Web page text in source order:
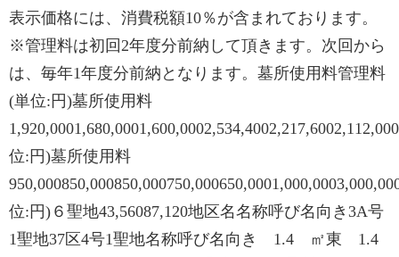
表示価格には、消費税額10％が含まれております。
※管理料は初回2年度分前納して頂きます。次回から
は、毎年1年度分前納となります。墓所使用料管理料
(単位:円)墓所使用料
位:円)墓所使用料
位:円)６聖地43,56087,120地区名名称呼び名向き3A号
1聖地37区4号1聖地名称呼び名向き 1.4 ㎡東 1.4